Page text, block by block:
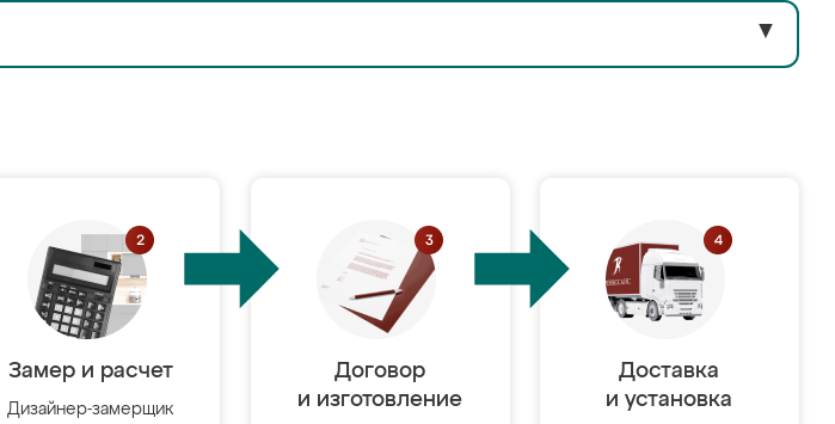
▼
Замер и расчет
Дизайнер-замерщик
Договор
и изготовление
Доставка
и установка